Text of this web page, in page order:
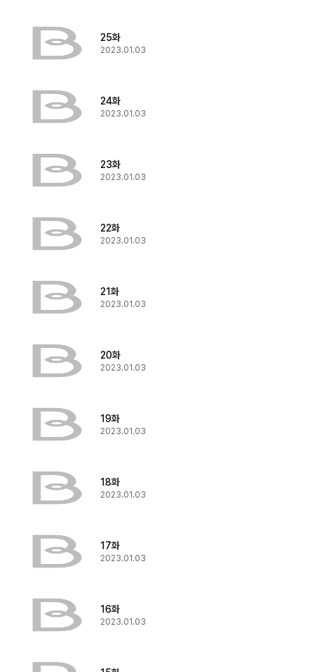
25화
2023.01.03
24화
2023.01.03
23화
2023.01.03
22화
2023.01.03
21화
2023.01.03
20화
2023.01.03
19화
2023.01.03
18화
2023.01.03
17화
2023.01.03
16화
2023.01.03